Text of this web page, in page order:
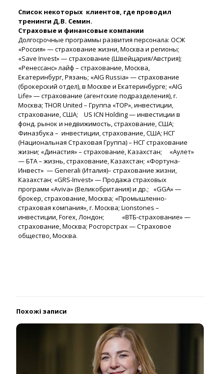
Список некоторых клиентов, где проводил
тренинги Д.В. Семин.
Страховые и финансовые компании
Долгосрочные программы развития персонала: ОСЖ
«Россия» — страхование жизни, Москва и регионы;
«Save Invest» — страхование (Швейцария/Австрия);
«Ренессанс» лайф – страхование, Москва,
Екатеринбург, Рязань; «AIG Russia» — страхование
(брокерский отдел), в Москве и Екатеринбурге; «AIG
Life» — страхование (агентские подразделения), г.
Москва; THOR United – Группа «ТОР», инвестиции,
страхование, США; US ICN Holding — инвестиции в
фонд. рынок и недвижимость, страхование, США;
Финазбука – инвестиции, страхование, США; НСГ
(Национальная Страховая Группа) – НСГ страхование
жизни; «Династия» – страхование, Казахстан; «Аулет»
— БТА – жизнь, страхование, Казахстан; «Фортуна-
Инвест» — Generali (Италия)– страхование жизни,
Казахстан; «GRS-Invest» — Продажа страховых
программ «Aviva» (Великобритания) и др.; «GGA» —
брокер, страхование, Москва; «Промышленно-
страховая компания», г. Москва; Lionstones –
инвестиции, Forex, Лондон; «ВТБ-страхование» —
страхование, Москва; Росгорстрах — Страховое
общество, Москва.
Похожі записи